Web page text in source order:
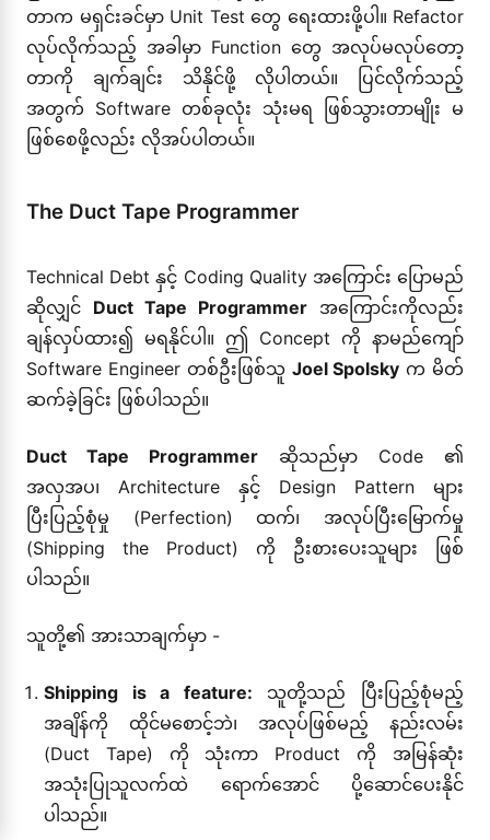
တာက မရှင်းခင်မှာ Unit Test တွေ ရေးထားဖို့ပါ။ Refactor
လုပ်လိုက်သည့် အခါမှာ Function တွေ အလုပ်မလုပ်တော့
တာကို ချက်ချင်း သိနိုင်ဖို့ လိုပါတယ်။ ပြင်လိုက်သည့်
အတွက် Software တစ်ခုလုံး သုံးမရ ဖြစ်သွားတာမျိုး မ
ဖြစ်စေဖို့လည်း လိုအပ်ပါတယ်။
The Duct Tape Programmer
Technical Debt နှင့် Coding Quality အကြောင်း ပြောမည်
ဆိုလျှင် Duct Tape Programmer အကြောင်းကိုလည်း
ချန်လှပ်ထား၍ မရနိုင်ပါ။ ဤ Concept ကို နာမည်ကျော်
Software Engineer တစ်ဦးဖြစ်သူ Joel Spolsky က မိတ်
ဆက်ခဲ့ခြင်း ဖြစ်ပါသည်။
Duct Tape Programmer ဆိုသည်မှာ Code ၏
အလှအပ၊ Architecture နှင့် Design Pattern များ
ပြီးပြည့်စုံမှု (Perfection) ထက်၊ အလုပ်ပြီးမြောက်မှု
(Shipping the Product) ကို ဦးစားပေးသူများ ဖြစ်
ပါသည်။
သူတို့၏ အားသာချက်မှာ -
Shipping is a feature: သူတို့သည် ပြီးပြည့်စုံမည့်
အချိန်ကို ထိုင်မစောင့်ဘဲ၊ အလုပ်ဖြစ်မည့် နည်းလမ်း
(Duct Tape) ကို သုံးကာ Product ကို အမြန်ဆုံး
အသုံးပြုသူလက်ထဲ ရောက်အောင် ပို့ဆောင်ပေးနိုင်
ပါသည်။